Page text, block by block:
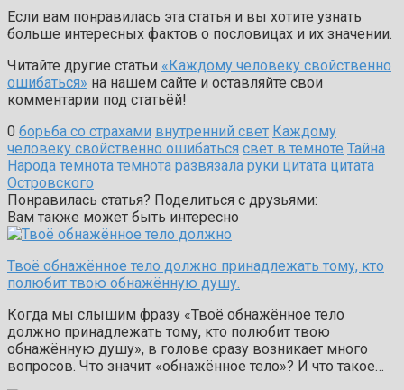
Если вам понравилась эта статья и вы хотите узнать
больше интересных фактов о пословицах и их значении.
Читайте другие статьи «Каждому человеку свойственно
ошибаться» на нашем сайте и оставляйте свои
комментарии под статьёй!
0 борьба со страхами внутренний свет Каждому
человеку свойственно ошибаться свет в темноте Тайна
Народа темнота темнота развязала руки цитата цитата
Островского
Понравилась статья? Поделиться с друзьями:
Вам также может быть интересно
Твоё обнажённое тело должно принадлежать тому, кто
полюбит твою обнажённую душу.
Когда мы слышим фразу «Твоё обнажённое тело
должно принадлежать тому, кто полюбит твою
обнажённую душу», в голове сразу возникает много
вопросов. Что значит «обнажённое тело»? И что такое…